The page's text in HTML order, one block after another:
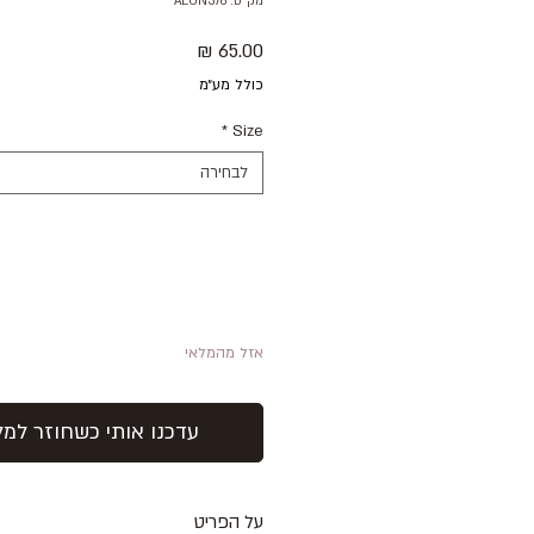
כולל מע״מ
Size
*
לבחירה
אזל מהמלאי
עדכנו אותי כשחוזר
על הפריט